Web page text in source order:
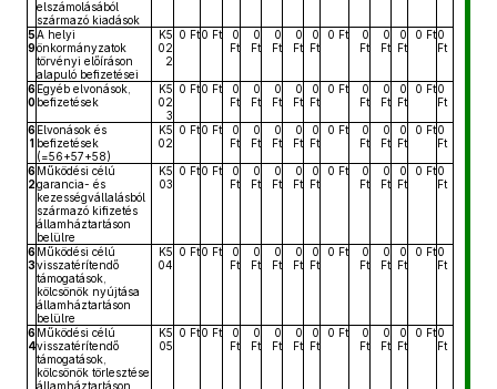
elszámolásából
származó kiadások
5
9
A helyi
önkormányzatok
törvényi előíráson
alapuló befizetései
K5
02
2
0 Ft0 Ft
0
Ft
0
Ft
0
Ft
0
Ft
0
Ft
0 Ft
0
Ft
0
Ft
0
Ft
0 Ft0
Ft
6
0
Egyéb elvonások,
befizetések
K5
02
3
0 Ft0 Ft
0
Ft
0
Ft
0
Ft
0
Ft
0
Ft
0 Ft
0
Ft
0
Ft
0
Ft
0 Ft0
Ft
6
1
Elvonások és
befizetések
(=56+57+58)
K5
02
0 Ft0 Ft
0
Ft
0
Ft
0
Ft
0
Ft
0
Ft
0 Ft
0
Ft
0
Ft
0
Ft
0 Ft0
Ft
6
2
Működési célú
garancia- és
kezességvállalásból
származó kifizetés
államháztartáson
belülre
K5
03
0 Ft0 Ft
0
Ft
0
Ft
0
Ft
0
Ft
0
Ft
0 Ft
0
Ft
0
Ft
0
Ft
0 Ft0
Ft
6
3
Működési célú
visszatérítendő
támogatások,
kölcsönök nyújtása
államháztartáson
belülre
K5
04
0 Ft0 Ft
0
Ft
0
Ft
0
Ft
0
Ft
0
Ft
0 Ft
0
Ft
0
Ft
0
Ft
0 Ft0
Ft
6
4
Működési célú
visszatérítendő
támogatások,
kölcsönök törlesztése
államháztartáson
K5
05
0 Ft0 Ft
0
Ft
0
Ft
0
Ft
0
Ft
0
Ft
0 Ft
0
Ft
0
Ft
0
Ft
0 Ft0
Ft